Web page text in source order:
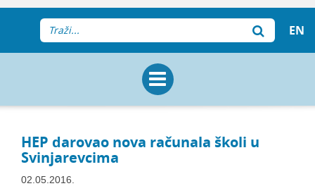
EN
HEP darovao nova računala školi u
Svinjarevcima
02.05.2016.